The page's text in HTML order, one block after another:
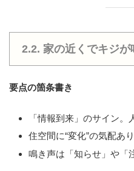
2.2. 家の近くでキジ
要点の箇条書き
「情報到来」のサイン
住空間に“変化”の気配あり
鳴き声は「知らせ」や「